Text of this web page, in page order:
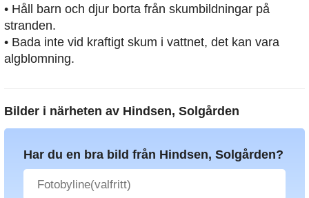
• Håll barn och djur borta från skumbildningar på
stranden.
• Bada inte vid kraftigt skum i vattnet, det kan vara
algblomning.
Bilder i närheten av Hindsen, Solgården
Har du en bra bild från Hindsen, Solgården?